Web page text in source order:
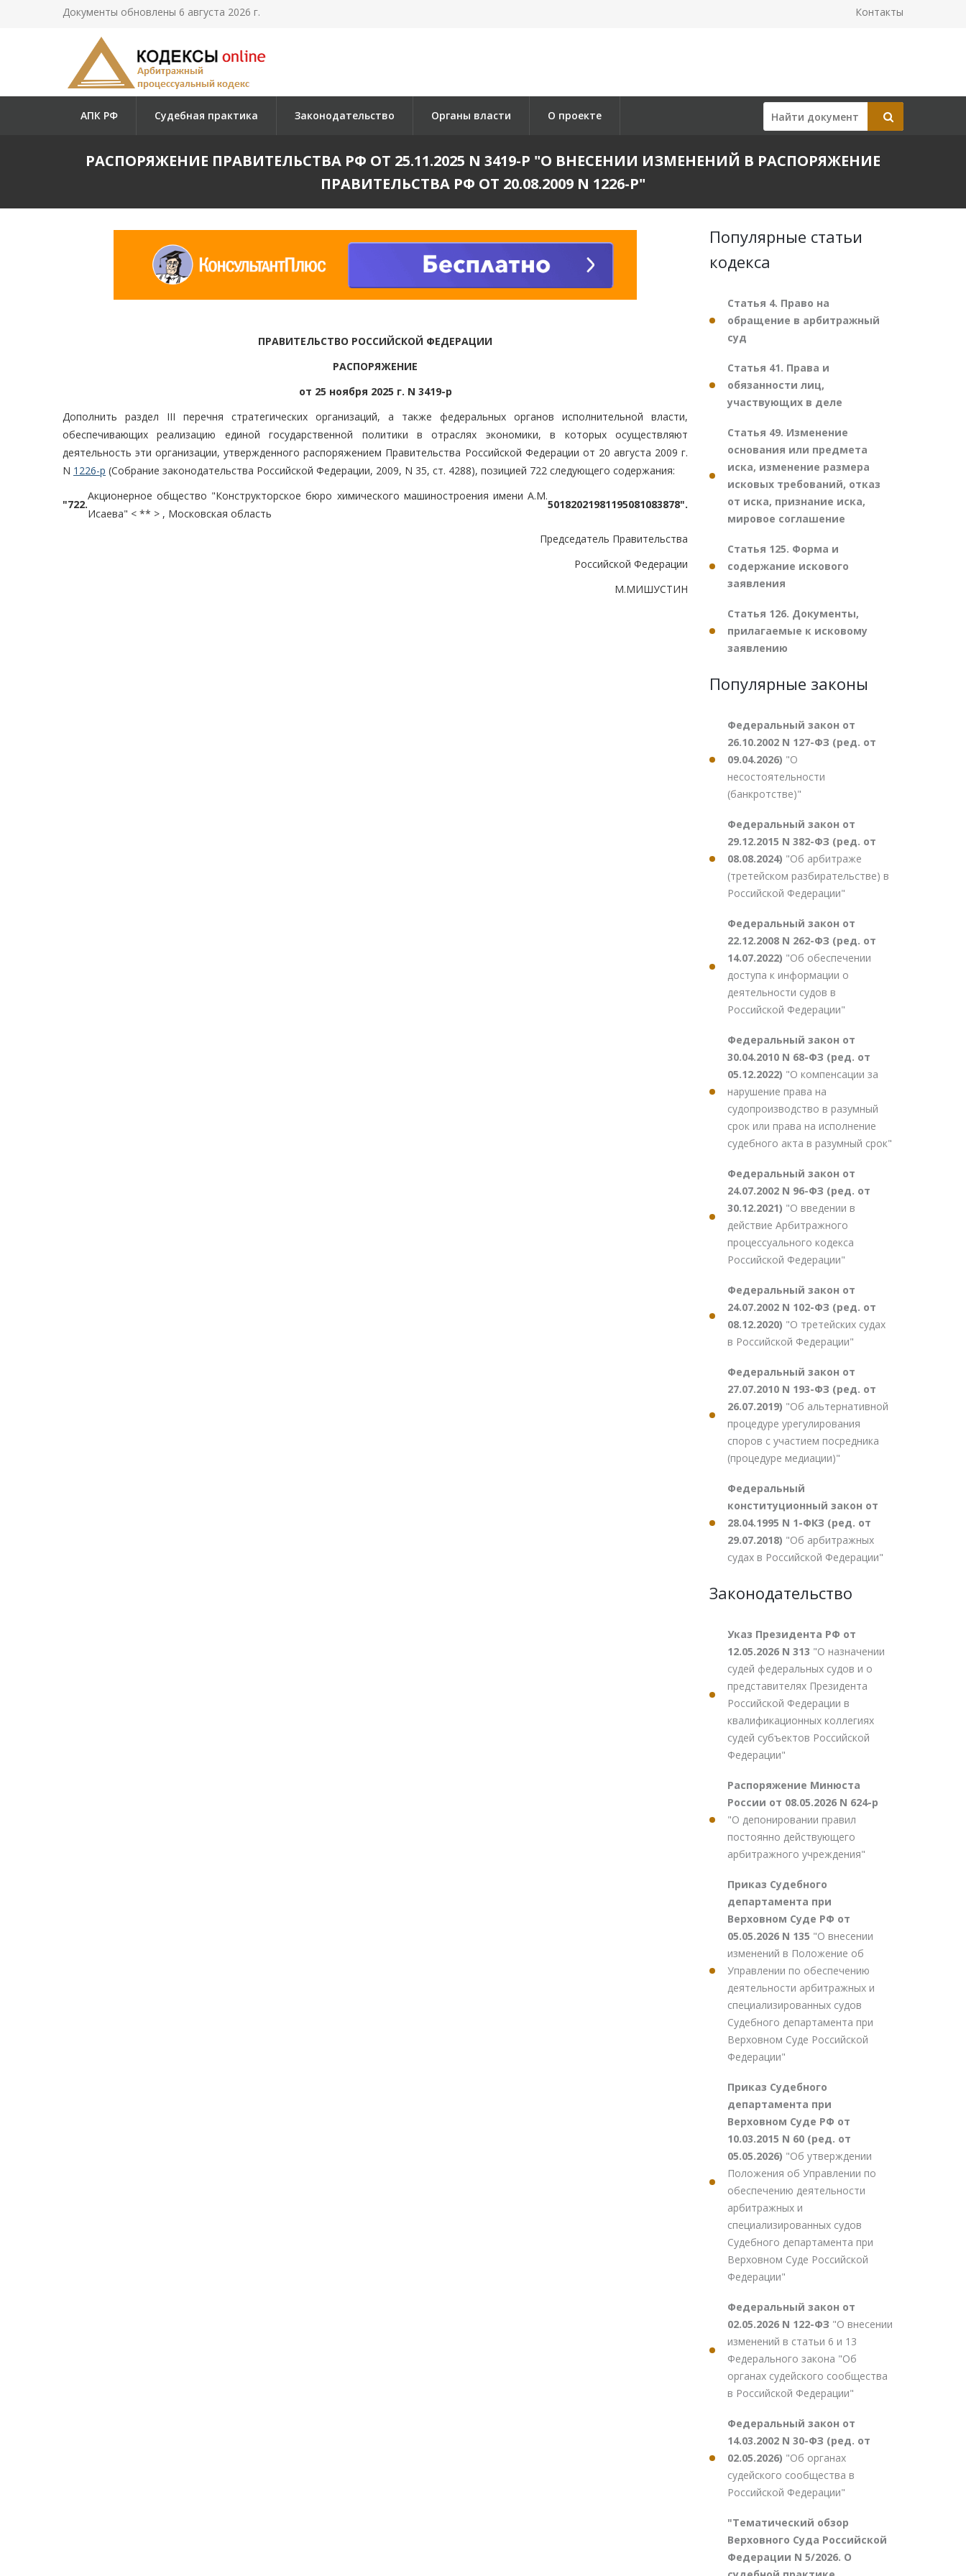
Документы обновлены 6 августа 2026 г. Контакты
АПК РФ Судебная практика Законодательство Органы власти О проекте
РАСПОРЯЖЕНИЕ ПРАВИТЕЛЬСТВА РФ ОТ 25.11.2025 N 3419-Р "О ВНЕСЕНИИ ИЗМЕНЕНИЙ В РАСПОРЯЖЕНИЕ
ПРАВИТЕЛЬСТВА РФ ОТ 20.08.2009 N 1226-Р"
ПРАВИТЕЛЬСТВО РОССИЙСКОЙ ФЕДЕРАЦИИ
РАСПОРЯЖЕНИЕ
от 25 ноября 2025 г. N 3419-р
Дополнить раздел III перечня стратегических организаций, а также федеральных органов исполнительной власти,
обеспечивающих реализацию единой государственной политики в отраслях экономики, в которых осуществляют
деятельность эти организации, утвержденного распоряжением Правительства Российской Федерации от 20 августа 2009 г.
N 1226-р (Собрание законодательства Российской Федерации, 2009, N 35, ст. 4288), позицией 722 следующего содержания:
"722.
Акционерное общество "Конструкторское бюро химического машиностроения имени А.М.
Исаева" < ** > , Московская область
50182021981195081083878".
Председатель Правительства
Российской Федерации
М.МИШУСТИН
Популярные статьи
кодекса
Статья 4. Право на
обращение в арбитражный
суд
Статья 41. Права и
обязанности лиц,
участвующих в деле
Статья 49. Изменение
основания или предмета
иска, изменение размера
исковых требований, отказ
от иска, признание иска,
мировое соглашение
Статья 125. Форма и
содержание искового
заявления
Статья 126. Документы,
прилагаемые к исковому
заявлению
Популярные законы
Федеральный закон от
26.10.2002 N 127-ФЗ (ред. от
09.04.2026) "О
несостоятельности
(банкротстве)"
Федеральный закон от
29.12.2015 N 382-ФЗ (ред. от
08.08.2024) "Об арбитраже
(третейском разбирательстве) в
Российской Федерации"
Федеральный закон от
22.12.2008 N 262-ФЗ (ред. от
14.07.2022) "Об обеспечении
доступа к информации о
деятельности судов в
Российской Федерации"
Федеральный закон от
30.04.2010 N 68-ФЗ (ред. от
05.12.2022) "О компенсации за
нарушение права на
судопроизводство в разумный
срок или права на исполнение
судебного акта в разумный срок"
Федеральный закон от
24.07.2002 N 96-ФЗ (ред. от
30.12.2021) "О введении в
действие Арбитражного
процессуального кодекса
Российской Федерации"
Федеральный закон от
24.07.2002 N 102-ФЗ (ред. от
08.12.2020) "О третейских судах
в Российской Федерации"
Федеральный закон от
27.07.2010 N 193-ФЗ (ред. от
26.07.2019) "Об альтернативной
процедуре урегулирования
споров с участием посредника
(процедуре медиации)"
Федеральный
конституционный закон от
28.04.1995 N 1-ФКЗ (ред. от
29.07.2018) "Об арбитражных
судах в Российской Федерации"
Законодательство
Указ Президента РФ от
12.05.2026 N 313 "О назначении
судей федеральных судов и о
представителях Президента
Российской Федерации в
квалификационных коллегиях
судей субъектов Российской
Федерации"
Распоряжение Минюста
России от 08.05.2026 N 624-р
"О депонировании правил
постоянно действующего
арбитражного учреждения"
Приказ Судебного
департамента при
Верховном Суде РФ от
05.05.2026 N 135 "О внесении
изменений в Положение об
Управлении по обеспечению
деятельности арбитражных и
специализированных судов
Судебного департамента при
Верховном Суде Российской
Федерации"
Приказ Судебного
департамента при
Верховном Суде РФ от
10.03.2015 N 60 (ред. от
05.05.2026) "Об утверждении
Положения об Управлении по
обеспечению деятельности
арбитражных и
специализированных судов
Судебного департамента при
Верховном Суде Российской
Федерации"
Федеральный закон от
02.05.2026 N 122-ФЗ "О внесении
изменений в статьи 6 и 13
Федерального закона "Об
органах судейского сообщества
в Российской Федерации"
Федеральный закон от
14.03.2002 N 30-ФЗ (ред. от
02.05.2026) "Об органах
судейского сообщества в
Российской Федерации"
"Тематический обзор
Верховного Суда Российской
Федерации N 5/2026. О